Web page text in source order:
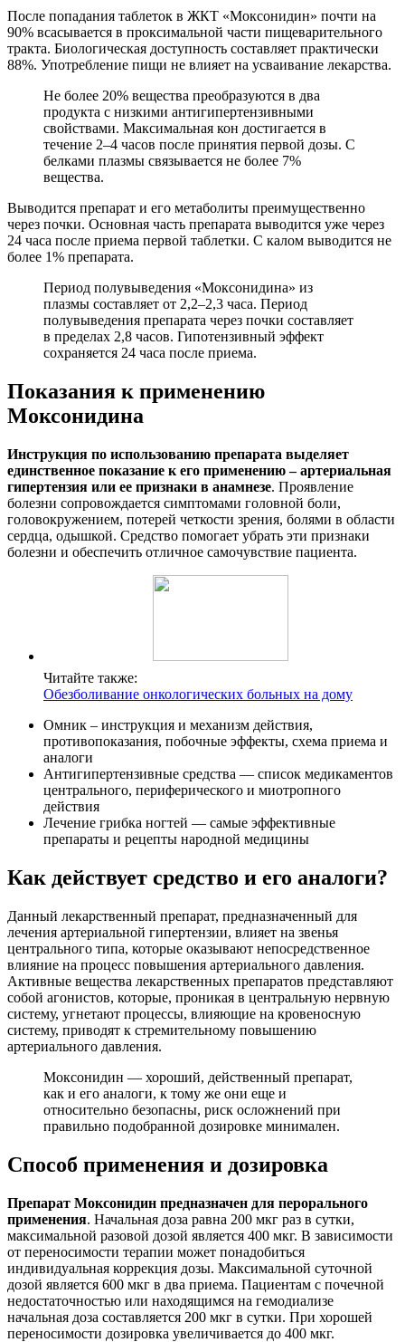
После попадания таблеток в ЖКТ «Моксонидин» почти на
90% всасывается в проксимальной части пищеварительного
тракта. Биологическая доступность составляет практически
88%. Употребление пищи не влияет на усваивание лекарства.
Не более 20% вещества преобразуются в два
продукта с низкими антигипертензивными
свойствами. Максимальная кон достигается в
течение 2–4 часов после принятия первой дозы. С
белками плазмы связывается не более 7%
вещества.
Выводится препарат и его метаболиты преимущественно
через почки. Основная часть препарата выводится уже через
24 часа после приема первой таблетки. С калом выводится не
более 1% препарата.
Период полувыведения «Моксонидина» из
плазмы составляет от 2,2–2,3 часа. Период
полувыведения препарата через почки составляет
в пределах 2,8 часов. Гипотензивный эффект
сохраняется 24 часа после приема.
Показания к применению
Моксонидина
Инструкция по использованию препарата выделяет
единственное показание к его применению – артериальная
гипертензия или ее признаки в анамнезе. Проявление
болезни сопровождается симптомами головной боли,
головокружением, потерей четкости зрения, болями в области
сердца, одышкой. Средство помогает убрать эти признаки
болезни и обеспечить отличное самочувствие пациента.
Читайте также:
Обезболивание онкологических больных на дому
Омник – инструкция и механизм действия,
противопоказания, побочные эффекты, схема приема и
аналоги
Антигипертензивные средства — список медикаментов
центрального, периферического и миотропного
действия
Лечение грибка ногтей — самые эффективные
препараты и рецепты народной медицины
Как действует средство и его аналоги?
Данный лекарственный препарат, предназначенный для
лечения артериальной гипертензии, влияет на звенья
центрального типа, которые оказывают непосредственное
влияние на процесс повышения артериального давления.
Активные вещества лекарственных препаратов представляют
собой агонистов, которые, проникая в центральную нервную
систему, угнетают процессы, влияющие на кровеносную
систему, приводят к стремительному повышению
артериального давления.
Моксонидин — хороший, действенный препарат,
как и его аналоги, к тому же они еще и
относительно безопасны, риск осложнений при
правильно подобранной дозировке минимален.
Способ применения и дозировка
Препарат Моксонидин предназначен для перорального
применения. Начальная доза равна 200 мкг раз в сутки,
максимальной разовой дозой является 400 мкг. В зависимости
от переносимости терапии может понадобиться
индивидуальная коррекция дозы. Максимальной суточной
дозой является 600 мкг в два приема. Пациентам с почечной
недостаточностью или находящимся на гемодиализе
начальная доза составляется 200 мкг в сутки. При хорошей
переносимости дозировка увеличивается до 400 мкг.